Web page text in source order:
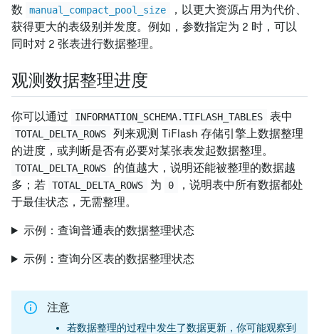
数
manual_compact_pool_size
，以更大资源占用为代价、
获得更大的表级别并发度。例如，参数指定为 2 时，可以
同时对 2 张表进行数据整理。
观测数据整理进度
你可以通过 INFORMATION_SCHEMA.TIFLASH_TABLES 表中
TOTAL_DELTA_ROWS
列来观测 TiFlash 存储引擎上数据整理
的进度，或判断是否有必要对某张表发起数据整理。
TOTAL_DELTA_ROWS
的值越大，说明还能被整理的数据越
多；若 TOTAL_DELTA_ROWS 为 0
，说明表中所有数据都处
于最佳状态，无需整理。
示例：查询普通表的数据整理状态
示例：查询分区表的数据整理状态
注意
若数据整理的过程中发生了数据更新，你可能观察到